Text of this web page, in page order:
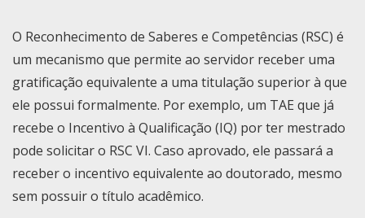
O Reconhecimento de Saberes e Competências (RSC) é
um mecanismo que permite ao servidor receber uma
gratificação equivalente a uma titulação superior à que
ele possui formalmente. Por exemplo, um TAE que já
recebe o Incentivo à Qualificação (IQ) por ter mestrado
pode solicitar o RSC VI. Caso aprovado, ele passará a
receber o incentivo equivalente ao doutorado, mesmo
sem possuir o título acadêmico.